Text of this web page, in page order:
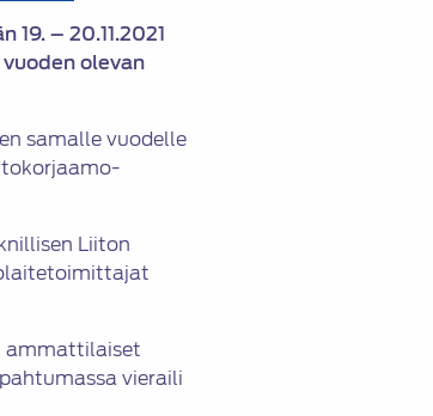
– 20.11.2021
olevan
samalle vuodelle
Liiton
ammattilaiset
vieraili